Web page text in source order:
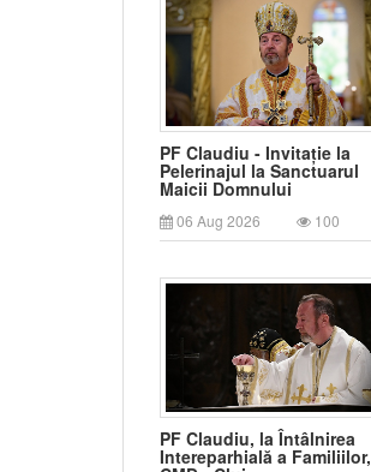
PF Claudiu - Invitație la
Pelerinajul la Sanctuarul
Maicii Domnului
06 Aug 2026 100
PF Claudiu, la Întâlnirea
Intereparhială a Familiilor,